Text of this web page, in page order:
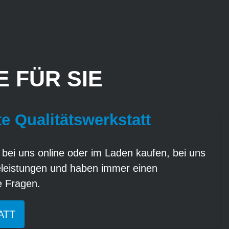
FÜR SIE
Qualitätswerkstatt
uns online oder im Laden kaufen, bei uns
und haben immer einen
Fragen.